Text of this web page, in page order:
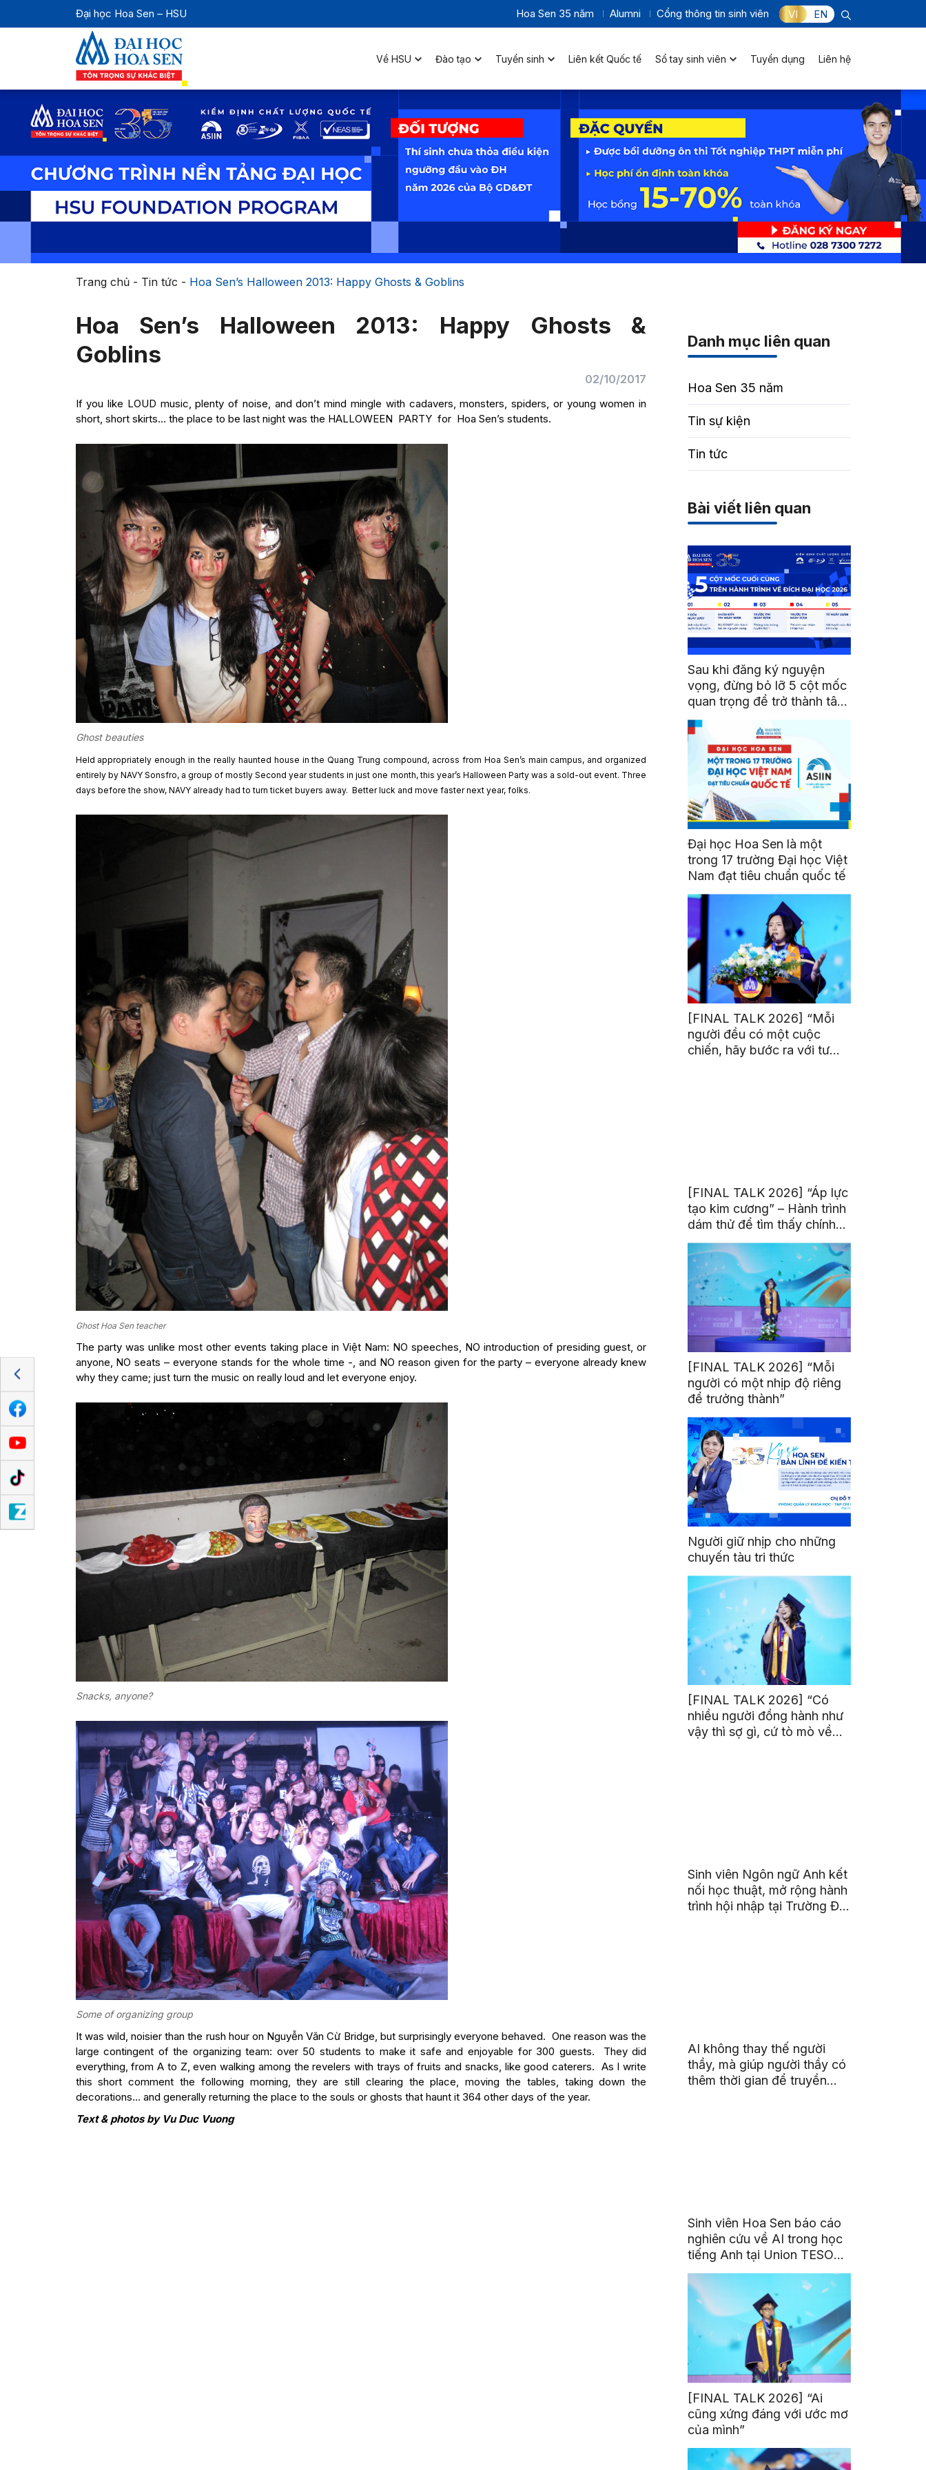
Đại học Hoa Sen – HSU Hoa Sen 35 năm Alumni Cổng thông tin sinh viên VI EN
Về HSU Đào tạo Tuyển sinh Liên kết Quốc tế Sổ tay sinh viên Tuyển dụng Liên hệ
Trang chủ- Tin tức - Hoa Sen’s Halloween 2013: Happy Ghosts & Goblins
Hoa Sen’s Halloween 2013: Happy Ghosts &
Goblins
02/10/2017
If you like LOUD music, plenty of noise, and don’t mind mingle with cadavers, monsters, spiders, or young women in
short, short skirts… the place to be last night was the HALLOWEEN PARTY for Hoa Sen’s students.
Ghost beauties
Held appropriately enough in the really haunted house in the Quang Trung compound, across from Hoa Sen’s main campus, and organized
entirely by NAVY Sonsfro, a group of mostly Second year students in just one month, this year’s Halloween Party was a sold-out event. Three
days before the show, NAVY already had to turn ticket buyers away. Better luck and move faster next year, folks.
Ghost Hoa Sen teacher
The party was unlike most other events taking place in Việt Nam: NO speeches, NO introduction of presiding guest, or
anyone, NO seats – everyone stands for the whole time -, and NO reason given for the party – everyone already knew
why they came; just turn the music on really loud and let everyone enjoy.
Snacks, anyone?
Some of organizing group
It was wild, noisier than the rush hour on Nguyễn Văn Cừ Bridge, but surprisingly everyone behaved. One reason was the
large contingent of the organizing team: over 50 students to make it safe and enjoyable for 300 guests. They did
everything, from A to Z, even walking among the revelers with trays of fruits and snacks, like good caterers. As I write
this short comment the following morning, they are still clearing the place, moving the tables, taking down the
decorations… and generally returning the place to the souls or ghosts that haunt it 364 other days of the year.
Text & photos by Vu Duc Vuong
Danh mục liên quan
Hoa Sen 35 năm
Tin sự kiện
Tin tức
Bài viết liên quan
Sau khi đăng ký nguyện
vọng, đừng bỏ lỡ 5 cột mốc
quan trọng để trở thành tân
sinh viên HSU
Đại học Hoa Sen là một
trong 17 trường Đại học Việt
Nam đạt tiêu chuẩn quốc tế
[FINAL TALK 2026] “Mỗi
người đều có một cuộc
chiến, hãy bước ra với tư
[FINAL TALK 2026] “Áp lực
tạo kim cương” – Hành trình
dám thử để tìm thấy chính
mình
[FINAL TALK 2026] “Mỗi
người có một nhịp độ riêng
để trưởng thành”
Người giữ nhịp cho những
chuyến tàu tri thức
[FINAL TALK 2026] “Có
nhiều người đồng hành như
vậy thì sợ gì, cứ tò mò về
Sinh viên Ngôn ngữ Anh kết
nối học thuật, mở rộng hành
trình hội nhập tại Trường Đại
AI không thay thế người
thầy, mà giúp người thầy có
thêm thời gian để truyền
Sinh viên Hoa Sen báo cáo
nghiên cứu về AI trong học
tiếng Anh tại Union TESOL
2026 ở Singapore
[FINAL TALK 2026] “Ai
cũng xứng đáng với ước mơ
của mình”